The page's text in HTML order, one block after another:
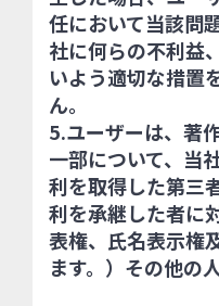
任において当該問
社に何らの不利益
いよう適切な措置
ん。
5.ユーザーは、著
一部について、当
利を取得した第三
利を承継した者に
表権、氏名表示権
ます。）その他の